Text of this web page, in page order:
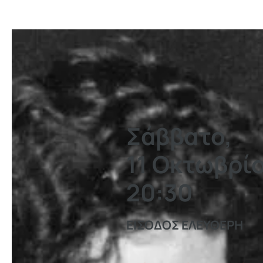
​Σάββατο,
11
20:30
ΕΙΣΟΔΟΣ ΕΛΕΥΘΕΡΗ